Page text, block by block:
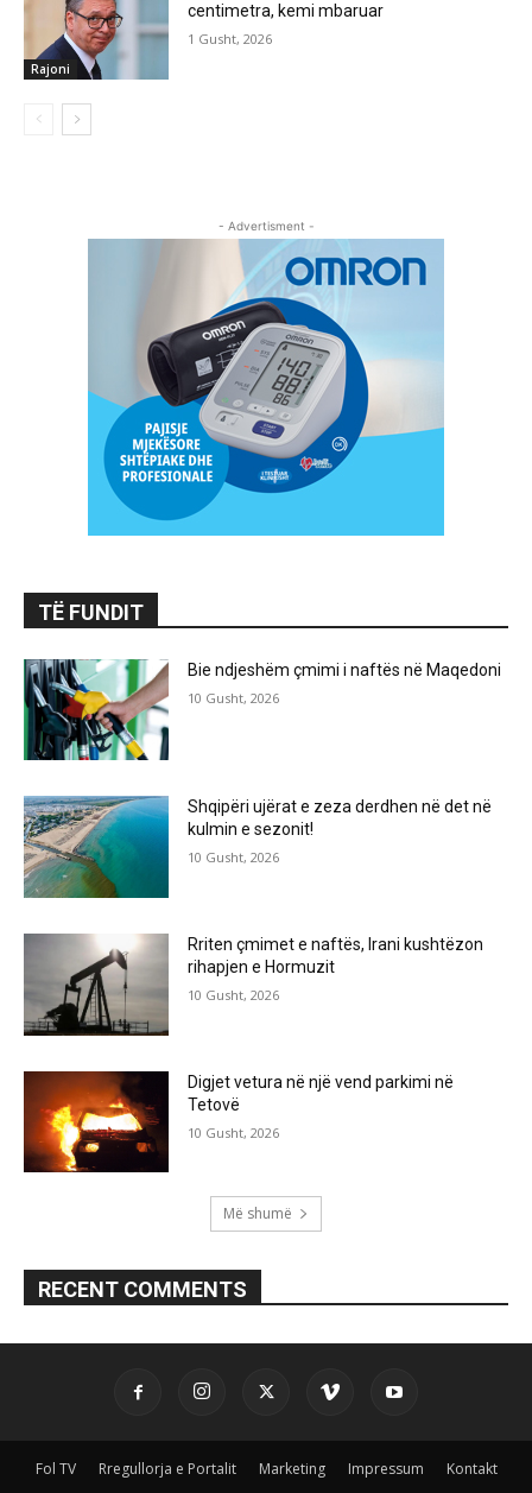
Rajoni
centimetra, kemi mbaruar
1 Gusht, 2026
- Advertisment -
TË FUNDIT
Bie ndjeshëm çmimi i naftës në Maqedoni
10 Gusht, 2026
Shqipëri ujërat e zeza derdhen në det në
kulmin e sezonit!
10 Gusht, 2026
Rriten çmimet e naftës, Irani kushtëzon
rihapjen e Hormuzit
10 Gusht, 2026
Digjet vetura në një vend parkimi në
Tetovë
10 Gusht, 2026
Më shumë
RECENT COMMENTS
Fol TV Rregullorja e Portalit Marketing Impressum Kontakt